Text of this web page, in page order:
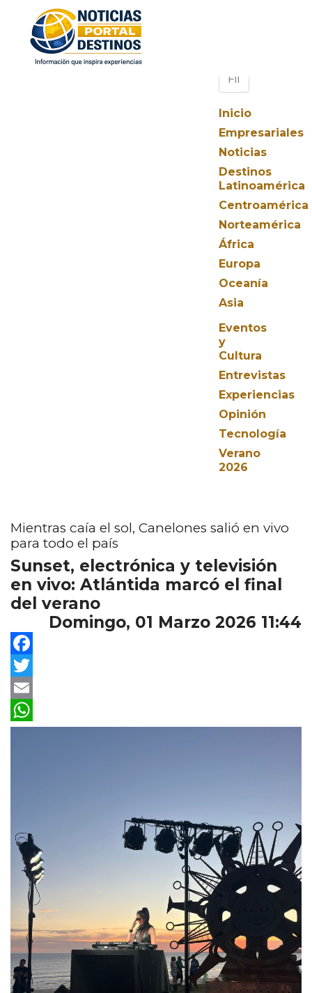
Inicio
Empresariales
Noticias
Destinos
Latinoamérica
Centroamérica
Norteamérica
África
Europa
Oceanía
Asia
Eventos
y
Cultura
Entrevistas
Experiencias
Opinión
Tecnología
Verano
2026
Mientras caía el sol, Canelones salió en vivo
para todo el país
Sunset, electrónica y televisión
en vivo: Atlántida marcó el final
del verano
Domingo, 01 Marzo 2026 11:44
Facebook
Twitter
Email
WhatsApp